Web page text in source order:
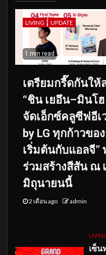
LIVING UPDATE
1 min read
เตรียมกรี๊ดกันให้
“ชิน เยอึน–มินโ
จัดเอ็กซ์คลูซีฟอีเ
by LG ทุกก้าวข
เริ่มต้นกับแอลจี
ร่วมสร้างสีสัน ณ
มิถุนายนนี้
2 เดือน ago admin
เซ็น